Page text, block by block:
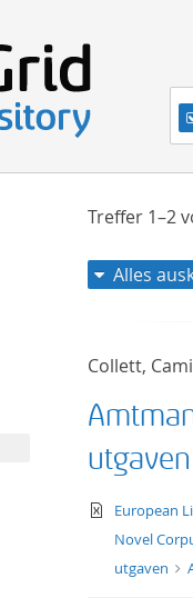
Treffer 1–2
Alles
Collett,
utgaven
text/xml
European
Novel
utgaven